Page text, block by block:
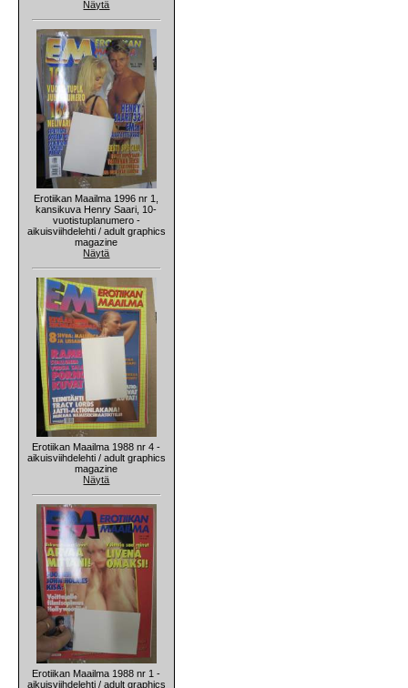
Näytä
Erotiikan Maailma 1996 nr 1,
kansikuva Henry Saari, 10-
vuotistuplanumero -
aikuisviihdelehti / adult graphics
magazine
Näytä
Erotiikan Maailma 1988 nr 4 -
aikuisviihdelehti / adult graphics
magazine
Näytä
Erotiikan Maailma 1988 nr 1 -
aikuisviihdelehti / adult graphics